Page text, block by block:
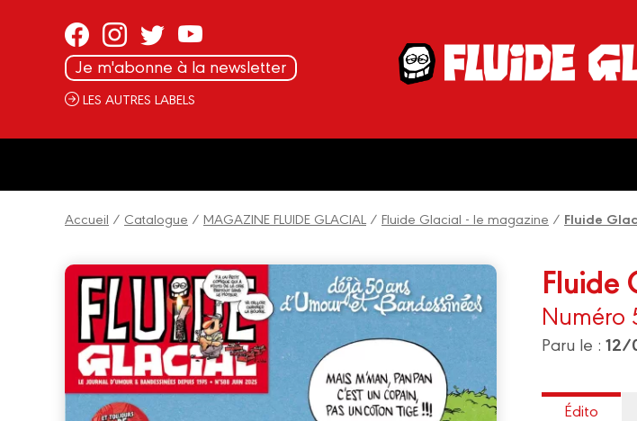
Je m'abonne à la newsletter
LES AUTRES LABELS
Accueil / Catalogue / MAGAZINE FLUIDE GLACIAL / Fluide Glacial - le magazine / Fluide
Fluide
Numéro
Paru le :
Édito